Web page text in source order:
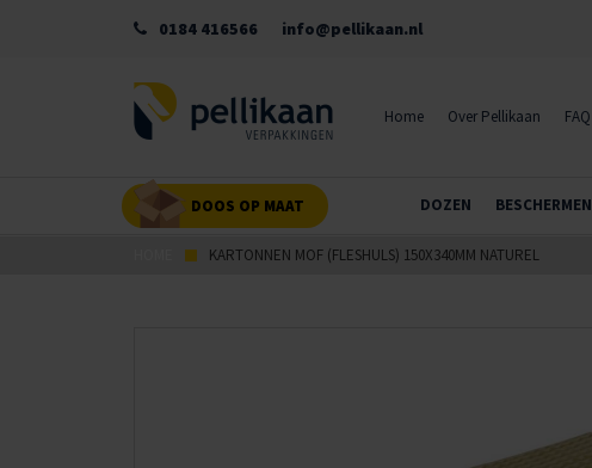
0184 416566 info@pellikaan.nl
Home Over Pellikaan FAQ
DOZEN BESCHERMEN
DOOS OP MAAT
KARTONNEN MOF (FLESHULS) 150X340MM NATUREL